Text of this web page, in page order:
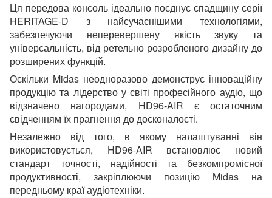
Ця передова консоль ідеально поєднує спадщину серії
HERITAGE-D з найсучаснішими технологіями,
забезпечуючи неперевершену якість звуку та
універсальність, від ретельно розробленого дизайну до
розширених функцій.
Оскільки Midas неодноразово демонструє інноваційну
продукцію та лідерство у світі професійного аудіо, що
відзначено нагородами, HD96-AIR є остаточним
свідченням їх прагнення до досконалості.
Незалежно від того, в якому налаштуванні він
використовується, HD96-AIR встановлює новий
стандарт точності, надійності та безкомпромісної
продуктивності, закріплюючи позицію Midas на
передньому краї аудіотехніки.